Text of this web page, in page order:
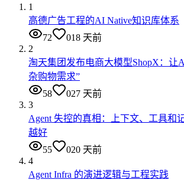
1
高德广告工程的AI Native知识库体系
72
018 天前
2
淘天集团发布电商大模型ShopX：让
杂购物需求”
58
027 天前
3
Agent 失控的真相：上下文、工具和
越好
55
020 天前
4
Agent Infra 的演进逻辑与工程实践